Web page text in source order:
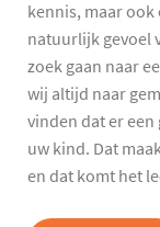
kennis, maar
natuurlijk gevoel
zoek gaan naar
wij altijd naar
vinden dat er een
uw kind. Dat
en dat komt het